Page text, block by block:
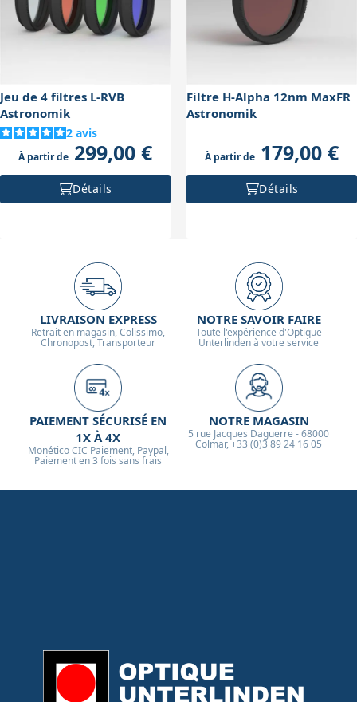
astrophotographique.
Jeu de 4 filtres L-RVB
Astronomik
2 avis
À partir de 299,00 €
Détails
Filtre H-Alpha 12nm MaxFR
Astronomik
À partir de 179,00 €
Détails
LIVRAISON EXPRESS
Retrait en magasin, Colissimo,
Chronopost, Transporteur
NOTRE SAVOIR FAIRE
Toute l'expérience d'Optique
Unterlinden à votre service
PAIEMENT SÉCURISÉ EN
1X À 4X
Monético CIC Paiement, Paypal,
Paiement en 3 fois sans frais
NOTRE MAGASIN
5 rue Jacques Daguerre - 68000
Colmar, +33 (0)3 89 24 16 05